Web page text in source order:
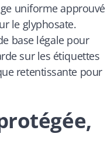
uniforme approuvé
le glyphosate.
base légale pour
sur les étiquettes
retentissante pour